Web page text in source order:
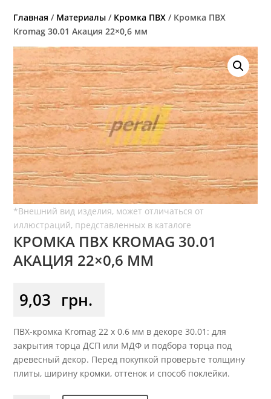
Главная / Материалы / Кромка ПВХ / Кромка ПВХ
Kromag 30.01 Акация 22×0,6 мм
КРОМКА ПВХ KROMAG 30.01
АКАЦИЯ 22×0,6 ММ
9,03 грн.
ПВХ-кромка Kromag 22 x 0.6 мм в декоре 30.01: для
закрытия торца ДСП или МДФ и подбора торца под
древесный декор. Перед покупкой проверьте толщину
плиты, ширину кромки, оттенок и способ поклейки.